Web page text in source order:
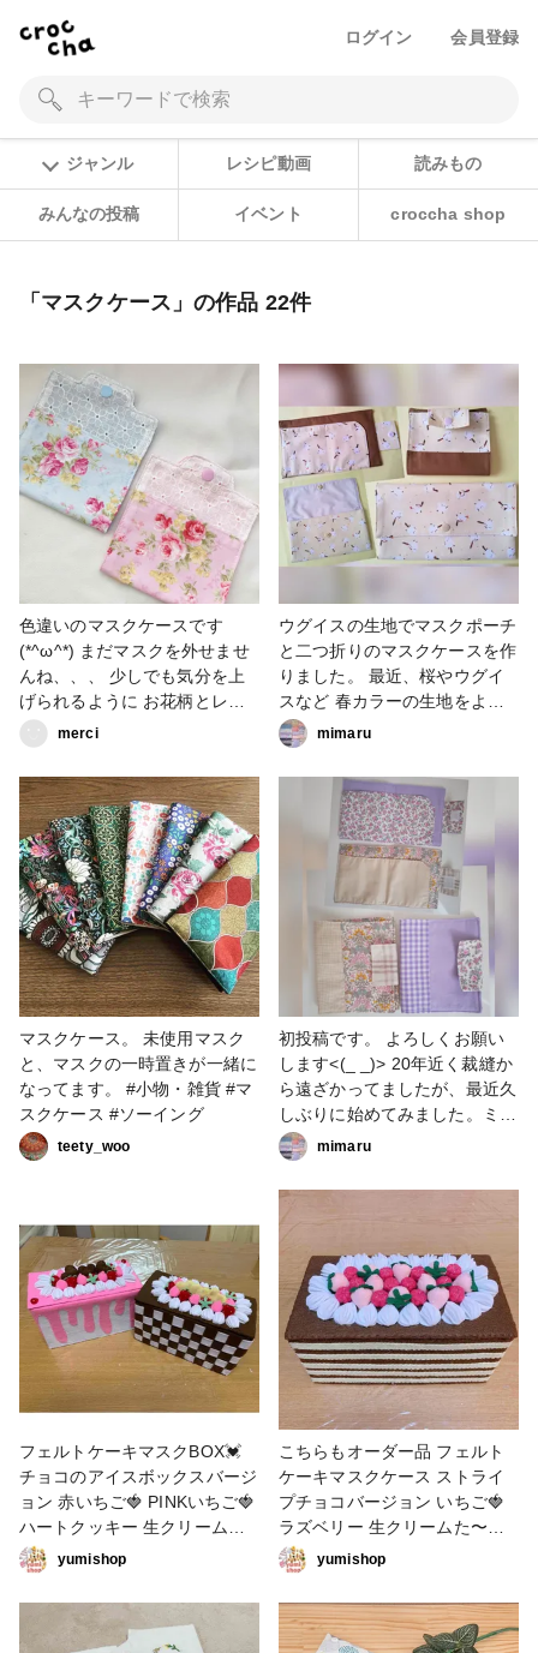
ログイン 会員登録
ジャンル レシピ動画 読みもの
みんなの投稿 イベント croccha shop
「マスクケース」の作品 22件
色違いのマスクケースです
(*^ω^*) まだマスクを外せませ
んね、、、 少しでも気分を上
げられるように お花柄とレー
ス生地で可愛く作りました♪ #
販売中 #小物・雑貨 #マスクケ
ース
merci
ウグイスの生地でマスクポーチ
と二つ折りのマスクケースを作
りました。 最近、桜やウグイ
スなど 春カラーの生地をよく
見かけます😌🌸 #小物・雑貨 #
マスクケース #仮置きマスクケ
ース #春
mimaru
マスクケース。 未使用マスク
と、マスクの一時置きが一緒に
なってます。 #小物・雑貨 #マ
スクケース #ソーイング
teety_woo
初投稿です。 よろしくお願い
します<(_ _)> 20年近く裁縫か
ら遠ざかってましたが、最近久
しぶりに始めてみました。ミシ
ンもなかなか使いこなせず、こ
のマスクケース1枚仕上げるの
にも、3～4時間くらいかかっ
てしまう...しかもサイズが非対
称であります(^-^; のんびりマ
イペースで縫っていきます🧵 #
はじめての投稿 #小物・雑貨 #
マスクケース #仮置きマスクケ
ース #ソーイング
mimaru
フェルトケーキマスクBOX💓
チョコのアイスボックスバージ
ョン 赤いちご🍓 PINKいちご🍓
ハートクッキー 生クリームた
っぷり いちごソースたらりん
バージョン 赤いちご🍓 PINKい
ちご🍓 チョコクッキー 生クリ
ームたっぷり マスクBOXだけ
yumishop
こちらもオーダー品 フェルト
ケーキマスクケース ストライ
プチョコバージョン いちご🍓
ラズベリー 生クリームた〜ぷ
り こんな豪華なマスクケース
がお部屋に有ったらテンション
上がりまくりだよね‼️ #小物・
雑貨 #フェルト #マスクケース
yumishop